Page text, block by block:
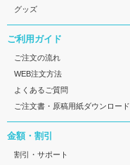
グッズ
ご利用ガイド
ご注文の流れ
WEB注文方法
よくあるご質問
ご注文書・原稿用紙ダウンロード
金額・割引
割引・サポート